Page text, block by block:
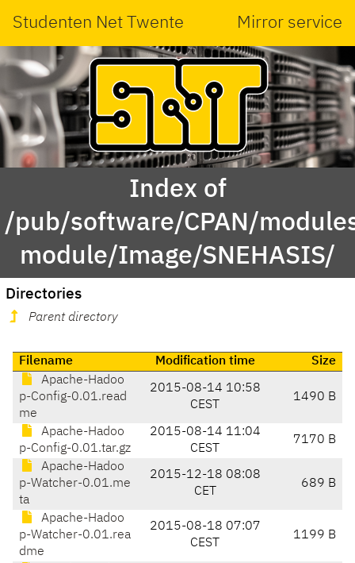
Studenten Net Twente Mirror service
Index of
/pub/software/CPAN/
module/Image/SNEHASIS/
Directories
Parent directory
Filename Modification time
Size
Apache-Hadoo
p-Config-0.01.read
me
2015-08-14 10:58
CEST
1490 B
Apache-Hadoo
p-Config-0.01.tar.gz
2015-08-14 11:04
CEST
7170 B
Apache-Hadoo
p-Watcher-0.01.me
ta
2015-12-18 08:08
CET
689 B
Apache-Hadoo
p-Watcher-0.01.rea
dme
2015-08-18 07:07
CEST
1199 B